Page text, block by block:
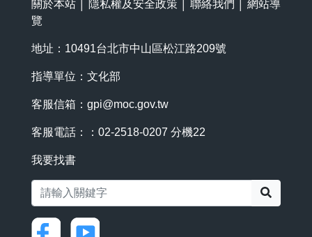
關於本站 隱私權及安全政策 聯絡我們
網站導
覽
地址：10491台北市中山區松江路209號
指導單位：文化部
客服信箱： gpi@moc.gov.tw
客服電話：：02-2518-0207 分機22
我要找書